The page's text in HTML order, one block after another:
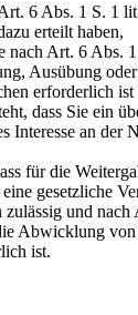
6 Abs. 1 S. 1
erteilt haben,
nach Art. 6 Abs.
Ausübung
erforderlich
dass Sie ein
Interesse an der
für die
gesetzliche
zulässig und
Abwicklung von
ist.